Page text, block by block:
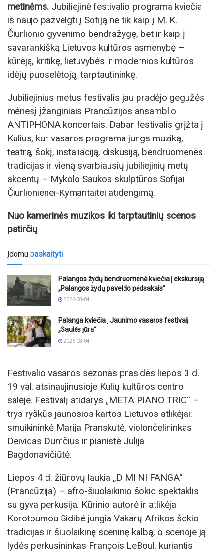
metinėms. Jubiliejinė festivalio programa kviečia
iš naujo pažvelgti į Sofiją ne tik kaip į M. K.
Čiurlionio gyvenimo bendražygę, bet ir kaip į
savarankišką Lietuvos kultūros asmenybę –
kūrėją, kritikę, lietuvybės ir modernios kultūros
idėjų puoselėtoją, tarptautininkę.
Jubiliejinius metus festivalis jau pradėjo gegužės
mėnesį įžanginiais Prancūzijos ansamblio
ANTIPHONA koncertais. Dabar festivalis grįžta į
Kulius, kur vasaros programa jungs muziką,
teatrą, šokį, instaliaciją, diskusiją, bendruomenės
tradicijas ir vieną svarbiausių jubiliejinių metų
akcentų – Mykolo Saukos skulptūros Sofijai
Čiurlionienei-Kymantaitei atidengimą.
Nuo kamerinės muzikos iki tarptautinių scenos
patirčių
Įdomu paskaityti
Palangos žydų bendruomenė kviečia į ekskursiją
„Palangos žydų paveldo pėdsakais“
2026-08-04
Palanga kviečia į Jaunimo vasaros festivalį
„Saulės jūra“
2026-08-04
Festivalio vasaros sezonas prasidės liepos 3 d.
19 val. atsinaujinusioje Kulių kultūros centro
salėje. Festivalį atidarys „META PIANO TRIO“ –
trys ryškūs jaunosios kartos Lietuvos atlikėjai:
smuikininkė Marija Pranskutė, violončelininkas
Deividas Dumčius ir pianistė Julija
Bagdonavičiūtė.
Liepos 4 d. žiūrovų laukia „DIMI NI FANGA“
(Prancūzija) – afro-šiuolaikinio šokio spektaklis
su gyva perkusija. Kūrinio autorė ir atlikėja
Korotoumou Sidibé jungia Vakarų Afrikos šokio
tradicijas ir šiuolaikinę sceninę kalbą, o scenoje ją
lydės perkusininkas François LeBoul, kuriantis